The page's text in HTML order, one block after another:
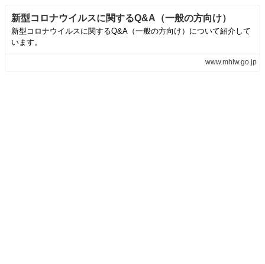
新型コロナウイルスに関するQ&A（一般の方向け）
新型コロナウイルスに関するQ&A（一般の方向け）について紹介して
います。
www.mhlw.go.jp